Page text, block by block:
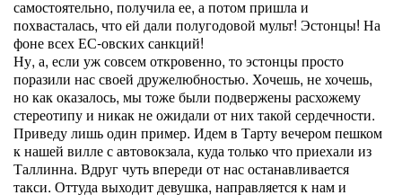
самостоятельно, получила ее, а потом пришла и
похвасталась, что ей дали полугодовой мульт! Эстонцы! На
фоне всех ЕС-овских санкций!
Ну, а, если уж совсем откровенно, то эстонцы просто
поразили нас своей дружелюбностью. Хочешь, не хочешь,
но как оказалось, мы тоже были подвержены расхожему
стереотипу и никак не ожидали от них такой сердечности.
Приведу лишь один пример. Идем в Тарту вечером пешком
к нашей вилле с автовокзала, куда только что приехали из
Таллинна. Вдруг чуть впереди от нас останавливается
такси. Оттуда выходит девушка, направляется к нам и